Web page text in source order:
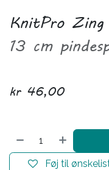
KnitPro Zing
13 cm
kr 46,00
Føj til